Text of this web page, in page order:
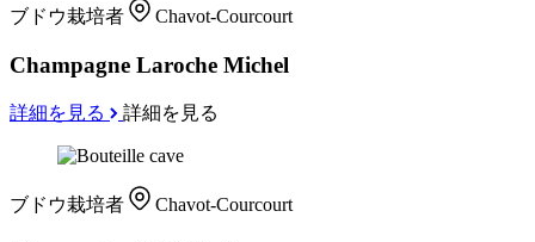
ブドウ栽培者 Chavot-Courcourt
Champagne Laroche Michel
詳細を見る 詳細を見る
ブドウ栽培者 Chavot-Courcourt